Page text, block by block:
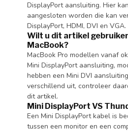
DisplayPort aansluiting. Hier
aangesloten worden die kan
DisplayPort, HDMI, DVI en VGA.
Wilt u dit artikel
MacBook?
MacBook Pro modellen vanaf
Mini DisplayPort aansluiting,
hebben een Mini DVI
verschillend uit, controleer
dit artikel.
Mini DisplayPort VS
Een Mini DisplayPort kabel is
tussen een monitor en een